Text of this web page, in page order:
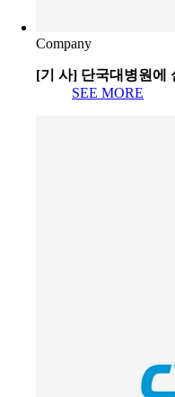
Company
[기 사] 단국대병원에
SEE MORE